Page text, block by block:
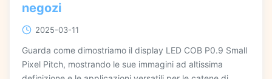
negozi
2025-03-11
Guarda come dimostriamo il display LED COB P0.9 Small
Pixel Pitch, mostrando le sue immagini ad altissima